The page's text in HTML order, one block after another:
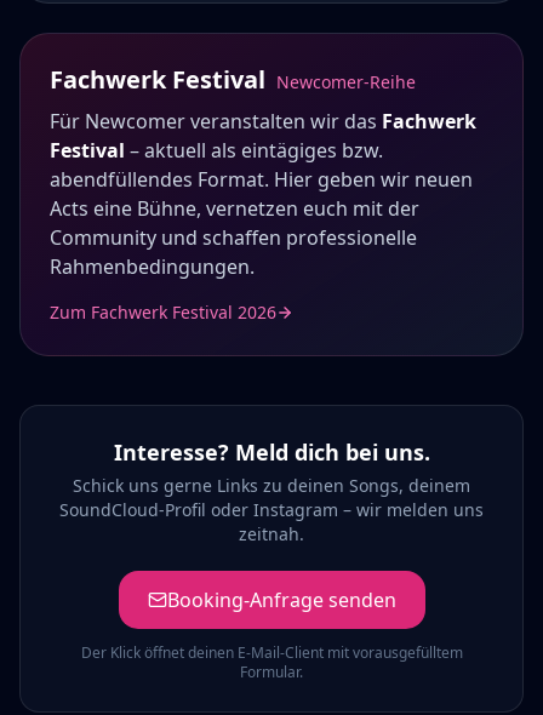
Fachwerk Festival Newcomer-Reihe
Für Newcomer veranstalten wir das Fachwerk
Festival – aktuell als eintägiges bzw.
abendfüllendes Format. Hier geben wir neuen
Acts eine Bühne, vernetzen euch mit der
Community und schaffen professionelle
Rahmenbedingungen.
Zum Fachwerk Festival 2026
Interesse? Meld dich bei uns.
Schick uns gerne Links zu deinen Songs, deinem
SoundCloud-Profil oder Instagram – wir melden uns
zeitnah.
Booking-Anfrage senden
Der Klick öffnet deinen E-Mail-Client mit vorausgefülltem
Formular.